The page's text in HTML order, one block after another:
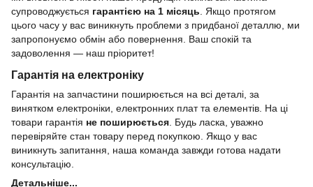
супроводжується гарантією на 1 місяць. Якщо протягом
цього часу у вас виникнуть проблеми з придбаної деталлю, ми
запропонуємо обмін або повернення. Ваш спокій та
задоволення — наш пріоритет!
Гарантія на електроніку
Гарантія на запчастини поширюється на всі деталі, за
винятком електроніки, електронних плат та елементів. На ці
товари гарантія не поширюється . Будь ласка, уважно
перевіряйте стан товару перед покупкою. Якщо у вас
виникнуть запитання, наша команда завжди готова надати
консультацію.
Детальніше...